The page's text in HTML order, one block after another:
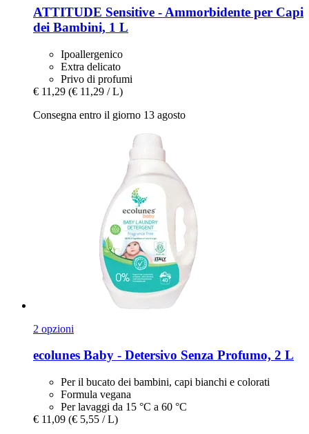
ATTITUDE Sensitive -​ Ammorbidente per Capi
dei Bambini, 1 L
Ipoallergenico
Extra delicato
Privo di profumi
€ 11,29 (€ 11,29 / L)
Consegna entro il giorno 13 agosto
2 opzioni
ecolunes Baby -​ Detersivo Senza Profumo, 2 L
Per il bucato dei bambini, capi bianchi e colorati
Formula vegana
Per lavaggi da 15 °C a 60 °C
€ 11,09 (€ 5,55 / L)